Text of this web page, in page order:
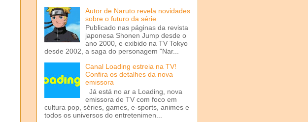
Autor de Naruto revela novidades
sobre o futuro da série
Publicado nas páginas da revista
japonesa Shonen Jump desde o
ano 2000, e exibido na TV Tokyo
desde 2002, a saga do personagem "Nar...
Canal Loading estreia na TV!
Confira os detalhes da nova
emissora
Já está no ar a Loading, nova
emissora de TV com foco em
cultura pop, séries, games, e-sports, animes e
todos os universos do entretenimen...